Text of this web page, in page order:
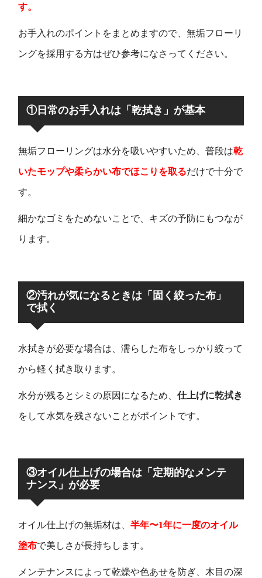
す。
お手入れのポイントをまとめますので、無垢フローリ
ングを採用する方はぜひ参考になさってください。
①日常のお手入れは「乾拭き」が基本
無垢フローリングは水分を吸いやすいため、普段は乾
いたモップや柔らかい布でほこりを取るだけで十分で
す。
細かなゴミをためないことで、キズの予防にもつなが
ります。
②汚れが気になるときは「固く絞った布」
で拭く
水拭きが必要な場合は、濡らした布をしっかり絞って
から軽く拭き取ります。
水分が残るとシミの原因になるため、 仕上げに乾拭き
をして水気を残さないことがポイントです。
③オイル仕上げの場合は「定期的なメンテ
ナンス」が必要
オイル仕上げの無垢材は、 半年〜1年に一度のオイル
塗布で美しさが長持ちします。
メンテナンスによって乾燥や色あせを防ぎ、木目の深